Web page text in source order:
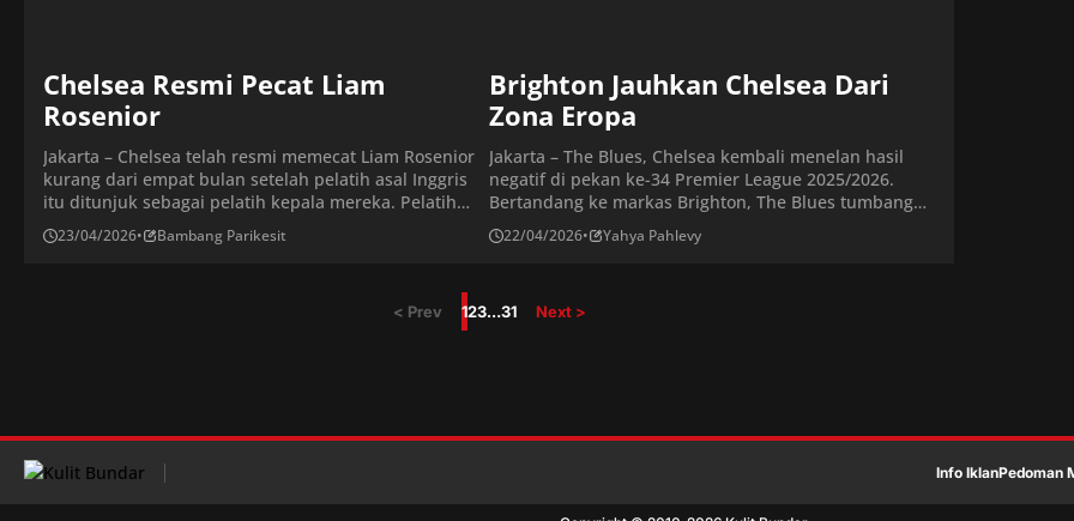
Chelsea Resmi Pecat Liam
Rosenior
Jakarta – Chelsea telah resmi memecat Liam Rosenior
kurang dari empat bulan setelah pelatih asal Inggris
itu ditunjuk sebagai pelatih kepala mereka. Pelatih
berusia 41 tahun itu harus menghadapi rentetan hasil
buruk yang belum pernah terjadi sebelumnya, yang
memperpanjang rekor kekalahan beruntun […]
23/04/2026• Bambang Parikesit
Brighton Jauhkan Chelsea Dari
Zona Eropa
Jakarta – The Blues, Chelsea kembali menelan hasil
negatif di pekan ke-34 Premier League 2025/2026.
Bertandang ke markas Brighton, The Blues tumbang
dengan skor telak 3-0. Gol-gol kemenangan Brighton
dicetak oleh Ferdi Kadioglu di babak pertama, dan
Chelsea turun ke […]
22/04/2026• Yahya Pahlevy
< Prev 123…31 Next >
Info IklanPedoman